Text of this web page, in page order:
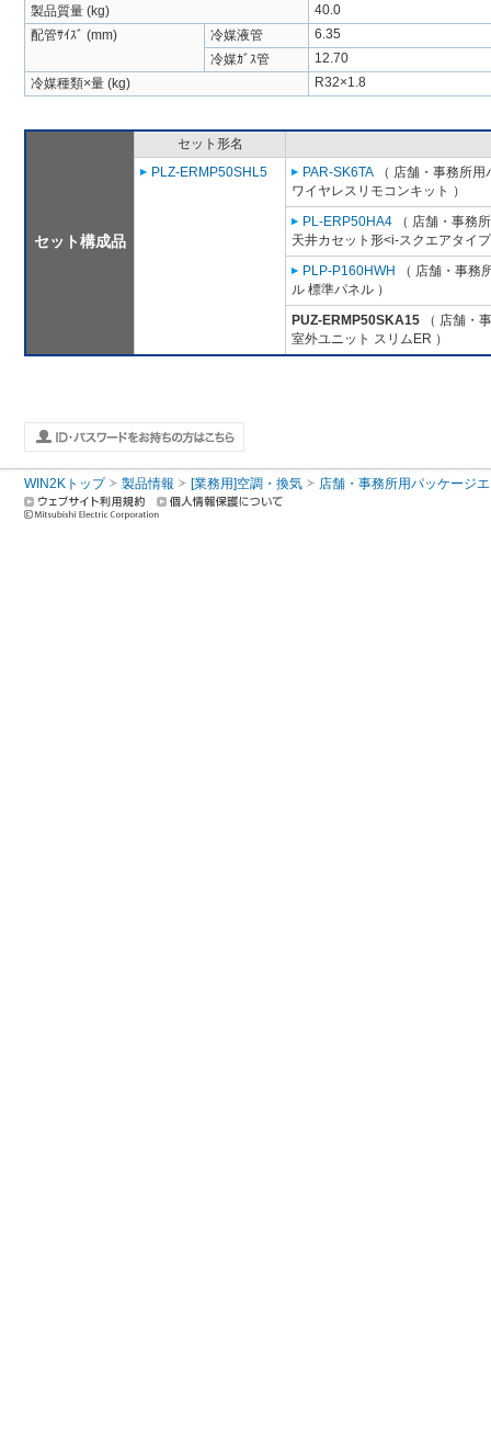
製品質量 (kg)
40.0
配管ｻｲｽﾞ (mm)
冷媒液管
6.35
冷媒ｶﾞｽ管
12.70
冷媒種類×量 (kg)
R32×1.8
セット構成品
セット形名
PLZ-ERMP50SHL5
PAR-SK6TA （ 店舗・事務所
ワイヤレスリモコンキット ）
PL-ERP50HA4 （ 店舗・事務
天井カセット形<i-スクエアタイ
PLP-P160HWH
（ 店舗・事務
ル 標準パネル ）
PUZ-ERMP50SKA15 （ 店舗・
室外ユニット スリムER ）
WIN2Kトップ 製品情報 [業務用]空調・換気 店舗・事務所用パッケージ